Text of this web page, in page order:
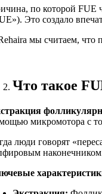
по которой FUE
Это создало
мы считаем, что
Что такое
микромотора с
люди говорят